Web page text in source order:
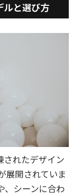
ルと選び方
れたデザイン
展開されていま
、シーンに合わ